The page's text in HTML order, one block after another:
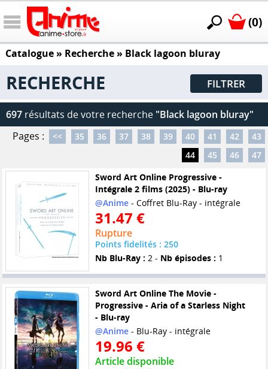
(0)
Catalogue» Recherche » Black lagoon bluray
RECHERCHE FILTRER
697 résultats de votre recherche "Black lagoon bluray"
Pages :
<< 35 36 37 38 39 40 41 42
43
44
45 46
47
Sword Art Online Progressive -
Intégrale 2 films (2025) - Blu-ray
@Anime- Coffret Blu-Ray - intégrale
31.47 €
Rupture
Points fidelités : 250
Nb Blu-Ray : 2 - Nb épisodes : 1
Sword Art Online The Movie -
Progressive - Aria of a Starless Night
- Blu-ray
@Anime- Blu-Ray - intégrale
19.96 €
Article disponible